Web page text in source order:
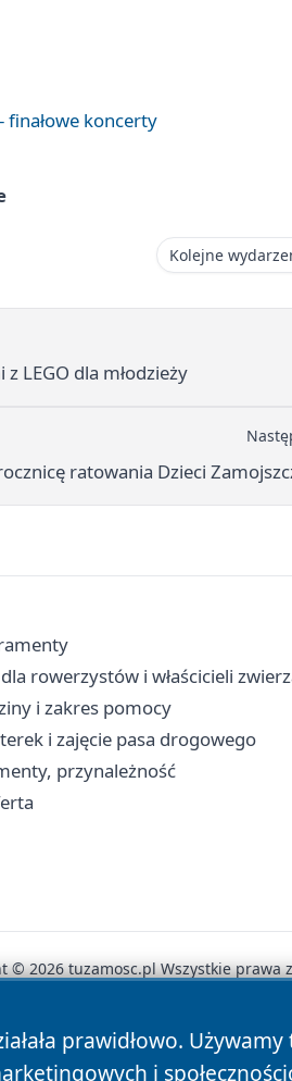
finałowe koncerty
Kolejne
LEGO dla młodzieży
ratowania Dzieci
rowerzystów i właścicieli
i zakres pomocy
i zajęcie pasa drogowego
przynależność
prawidłowo.
i
© 2026 tuzamosc.pl Wszystkie prawa
Polityka Prywatności